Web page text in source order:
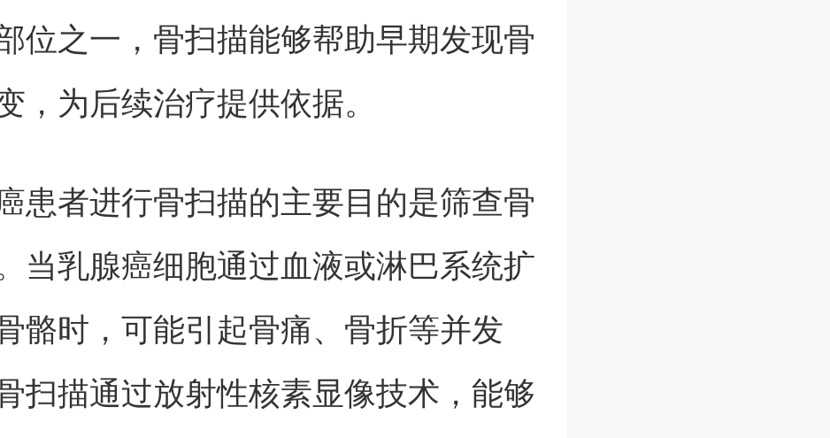
位之一，骨扫描能够帮助早期发现骨
，为后续治疗提供依据。
患者进行骨扫描的主要目的是筛查骨
当乳腺癌细胞通过血液或淋巴系统扩
骼时，可能引起骨痛、骨折等并发
扫描通过放射性核素显像技术，能够